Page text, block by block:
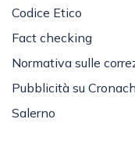
Codice Etico
Fact checking
Normativa sulle
Pubblicità su
Salerno